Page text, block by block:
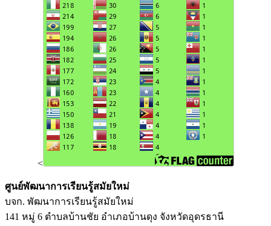
<
ศูนย์พัฒนาการเรียนรู้สมัยใหม่
บจก. พัฒนาการเรียนรู้สมัยใหม่
141 หมู่ 6 ตำบลบ้านชัย อำเภอบ้านดุง จังหวัดอุดรธานี